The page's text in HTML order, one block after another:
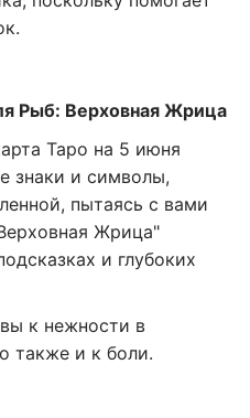
Рыб: Верховная Жрица
Таро на 5 июня
знаки и символы,
пытаясь с вами
Жрица"
и глубоких
к нежности в
также и к боли.